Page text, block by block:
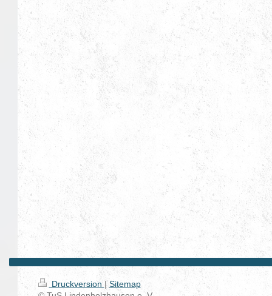
Druckversion | Sitemap